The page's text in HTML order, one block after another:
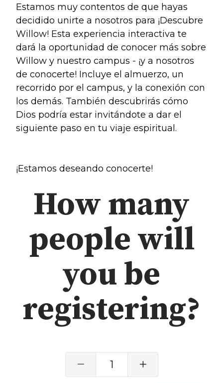
Make a Difference
Volunteer
Compassion & Justice
Local Outreach
Global Outreach
Work at Willow
Care Center
Prayer Support
Mental Health Resources
About
Beliefs & Values
Meet the Team
Elders & Governancee
Contact Us
Manage Recurring Giving
Estamos muy contentos de que hayas
decidido unirte a nosotros para ¡Descubre
Willow! Esta experiencia interactiva te
dará la oportunidad de conocer más sobre
Willow y nuestro campus - ¡y a nosotros
de conocerte! Incluye el almuerzo, un
recorrido por el campus, y la conexión con
los demás. También descubrirás cómo
Dios podría estar invitándote a dar el
siguiente paso en tu viaje espiritual.
¡Estamos deseando conocerte!
How many
people will
you be
registering?
1